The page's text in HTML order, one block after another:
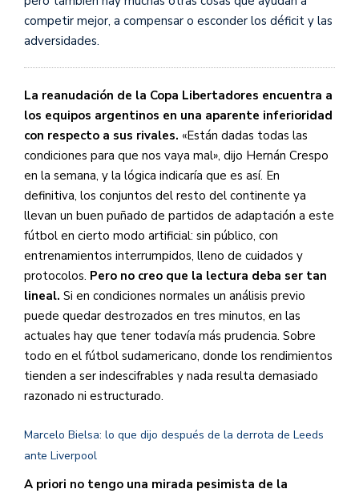
competir mejor, a compensar o esconder los déficit y las
adversidades.
La reanudación de la Copa Libertadores encuentra a
los equipos argentinos en una aparente inferioridad
con respecto a sus rivales. «Están dadas todas las
condiciones para que nos vaya mal», dijo Hernán Crespo
en la semana, y la lógica indicaría que es así. En
definitiva, los conjuntos del resto del continente ya
llevan un buen puñado de partidos de adaptación a este
fútbol en cierto modo artificial: sin público, con
entrenamientos interrumpidos, lleno de cuidados y
protocolos. Pero no creo que la lectura deba ser tan
lineal. Si en condiciones normales un análisis previo
puede quedar destrozados en tres minutos, en las
actuales hay que tener todavía más prudencia. Sobre
todo en el fútbol sudamericano, donde los rendimientos
tienden a ser indescifrables y nada resulta demasiado
razonado ni estructurado.
Marcelo Bielsa: lo que dijo después de la derrota de Leeds
ante Liverpool
A priori no tengo una mirada pesimista de la